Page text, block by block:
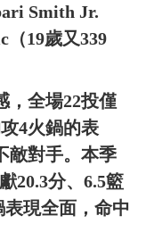
Smith Jr.
（19歲又339
，全場22投僅
4火鍋的表
敵對手。本季
20.3分、6.5籃
表現全面，命中